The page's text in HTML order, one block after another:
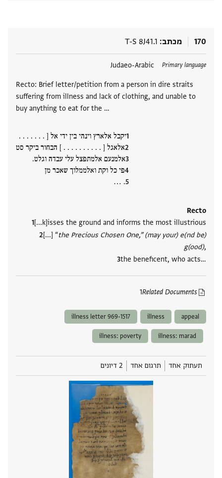
170 מכתב T-S 8J41.1
Primary language
Judaeo-Arabic
Recto: Brief letter/petition from a person in dire straits
suffering from illness and lack of clothing, and unable to
buy anything to eat for the …
יקבל אלארץ וינהי בין ידי אל [ . . . . . . .
אלאגל [ . . . . . . . . . . ] הבחור ביקר סט
אלמנעם אלמתפצל עלי עבדה וגלט.
פי כל וקת ואלממלוך שאכר מן
. ‮…
Recto
[...k]isses the ground and informs the most illustrious
[...] “the Precious Chosen One,” (may your) e(nd be)
g(ood),
the beneficent, who acts‮…
Related Documents
1
תגים
appeal
illness
illness letter 969-1517
illness: marad
illness: poverty
תעתוק אחד תרגום אחד 2 דיונים